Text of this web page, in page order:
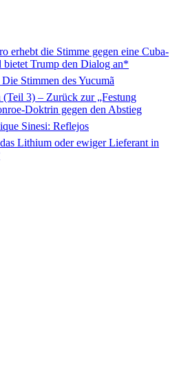
erhebt die Stimme gegen eine Cuba-
Trump den Dialog an*
Stimmen des Yucumã
3) – Zurück zur „Festung
Doktrin gegen den Abstieg
Sinesi: Reflejos
Lithium oder ewiger Lieferant in